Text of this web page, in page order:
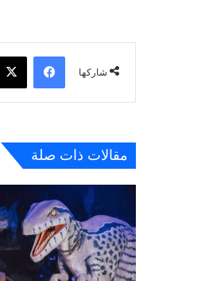
شاركها
فيسبوك
مقالات ذات صلة